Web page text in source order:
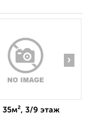
›
35м², 3/9 этаж